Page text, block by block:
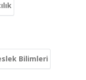
Bilimleri